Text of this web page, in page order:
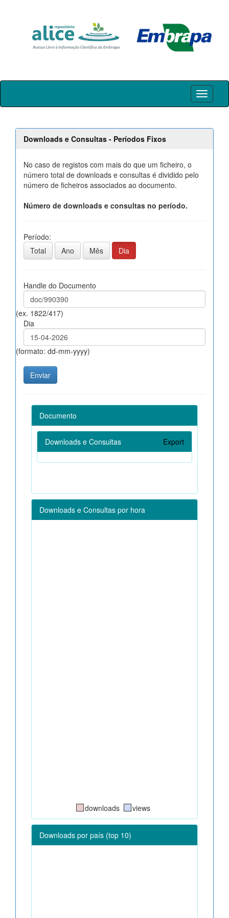
Skip
Downloads e Consultas - Períodos Fixos
No caso de registos com mais do que um ficheiro, o
número total de downloads e consultas é dividido pelo
número de ficheiros associados ao documento.
Número de downloads e consultas no período.
Período:
Total
Ano Mês Dia
Handle do Documento
(ex. 1822/417)
Dia
(formato: dd-mm-yyyy)
Documento
Downloads e Consultas Export
Downloads e Consultas por hora
downloads views
Downloads por país (top 10)